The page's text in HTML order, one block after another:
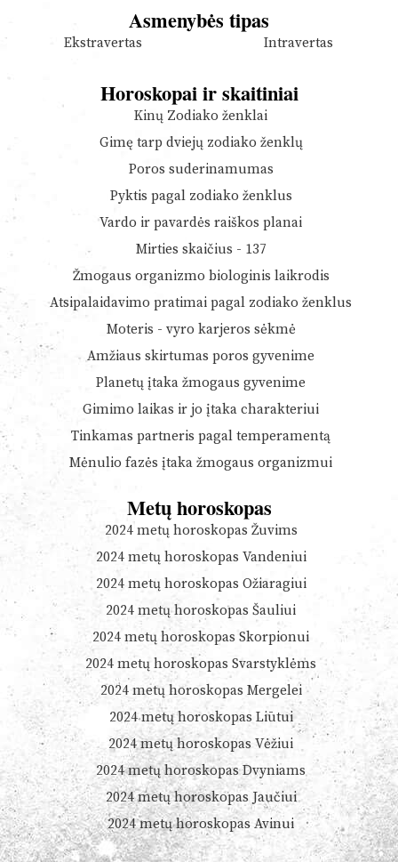
Asmenybės tipas
Ekstravertas Intravertas
Horoskopai ir skaitiniai
Kinų Zodiako ženklai
Gimę tarp dviejų zodiako ženklų
Poros suderinamumas
Pyktis pagal zodiako ženklus
Vardo ir pavardės raiškos planai
Mirties skaičius - 137
Žmogaus organizmo biologinis laikrodis
Atsipalaidavimo pratimai pagal zodiako ženklus
Moteris - vyro karjeros sėkmė
Amžiaus skirtumas poros gyvenime
Planetų įtaka žmogaus gyvenime
Gimimo laikas ir jo įtaka charakteriui
Tinkamas partneris pagal temperamentą
Mėnulio fazės įtaka žmogaus organizmui
Metų horoskopas
2024 metų horoskopas Žuvims
2024 metų horoskopas Vandeniui
2024 metų horoskopas Ožiaragiui
2024 metų horoskopas Šauliui
2024 metų horoskopas Skorpionui
2024 metų horoskopas Svarstyklėms
2024 metų horoskopas Mergelei
2024 metų horoskopas Liūtui
2024 metų horoskopas Vėžiui
2024 metų horoskopas Dvyniams
2024 metų horoskopas Jaučiui
2024 metų horoskopas Avinui